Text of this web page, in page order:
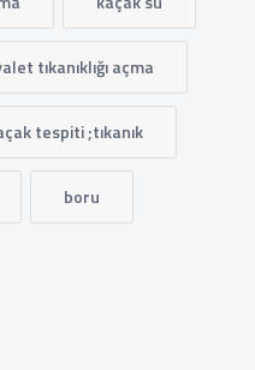
tıkanıklığı açma
tespiti ;tıkanık
boru